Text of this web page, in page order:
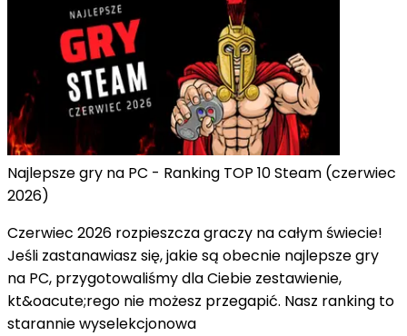
Najlepsze gry na PC - Ranking TOP 10 Steam (czerwiec
2026)
Czerwiec 2026 rozpieszcza graczy na całym świecie!
Jeśli zastanawiasz się, jakie są obecnie najlepsze gry
na PC, przygotowaliśmy dla Ciebie zestawienie,
kt&oacute;rego nie możesz przegapić. Nasz ranking to
starannie wyselekcjonowa